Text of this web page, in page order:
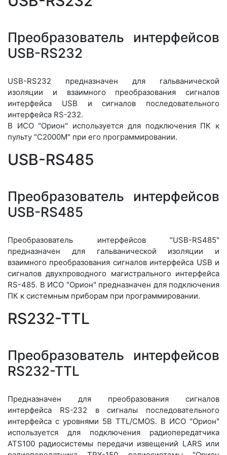
Преобразователь интерфейсов
USB-RS232
USB-RS232 предназначен для гальванической
изоляции и взаимного преобразования сигналов
интерфейса USB и сигналов последовательного
интерфейса RS-232.
В ИСО "Орион" используется для подключения ПК к
пульту "С2000М" при его программировании.
USB-RS485
Преобразователь интерфейсов
USB-RS485
Преобразователь интерфейсов "USB-RS485"
предназначен для гальванической изоляции и
взаимного преобразования сигналов интерфейса USB и
сигналов двухпроводного магистрального интерфейса
RS-485. В ИСО "Орион" предназначен для подключения
ПК к системным приборам при программировании.
RS232-TTL
Преобразователь интерфейсов
RS232-TTL
Предназначен для преобразования сигналов
интерфейса RS-232 в сигналы последовательного
интерфейса с уровнями 5В TTL/CMOS. В ИСО "Орион"
используется для подключения радиопередатчика
ATS100 радиосистемы передачи извещений LARS или